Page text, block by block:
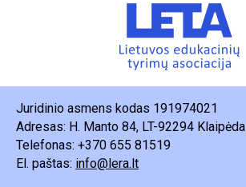
Juridinio asmens kodas 191974021
Adresas: H. Manto 84, LT-92294 Klaipėda
Telefonas: +370 655 81519
El. paštas: info@lera.lt